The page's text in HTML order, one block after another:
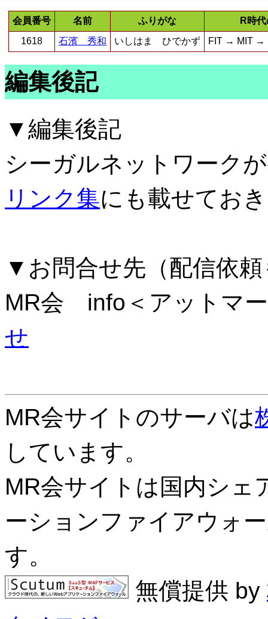
会員番号 名前 ふりがな
R時
1618
石濱 秀和 いしはま ひでかず FIT → MIT →
編集後記
▼編集後記
シーガルネットワーク
リンク集にも載せてお
▼お問合せ先（配信依
MR会 info＜アットマ
せ
MR会サイトのサーバは
しています。
MR会サイトは国内シェ
ーションファイアウォ
す。
無償提供 by